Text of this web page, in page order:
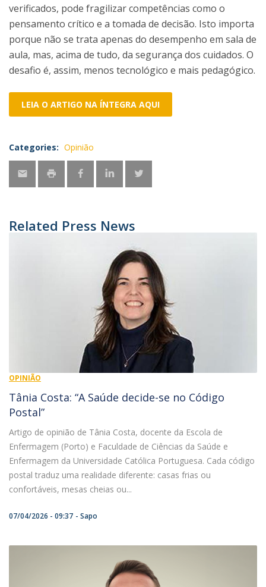
verificados, pode fragilizar competências como o
pensamento crítico e a tomada de decisão. Isto importa
porque não se trata apenas do desempenho em sala de
aula, mas, acima de tudo, da segurança dos cuidados. O
desafio é, assim, menos tecnológico e mais pedagógico.
LEIA O ARTIGO NA ÍNTEGRA AQUI
Categories: Opinião
Related Press News
OPINIÃO
Tânia Costa: “A Saúde decide-se no Código
Postal”
Artigo de opinião de Tânia Costa, docente da Escola de
Enfermagem (Porto) e Faculdade de Ciências da Saúde e
Enfermagem da Universidade Católica Portuguesa. Cada código
postal traduz uma realidade diferente: casas frias ou
confortáveis, mesas cheias ou...
07/04/2026 - 09:37 Sapo